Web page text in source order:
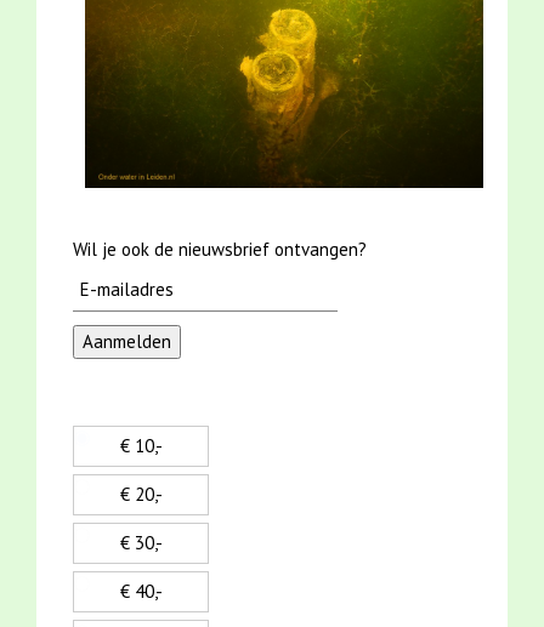
Wil je ook de nieuwsbrief ontvangen?
€ 10,-
€ 20,-
€ 30,-
€ 40,-